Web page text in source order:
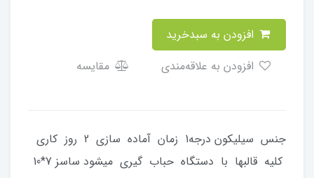
مقایسه
جنس سیلیکون درجه1 زمان آماده سازی 2 روز کاری
کلیه قالبها با دستگاه حباب گیری میشود ساسز 7*10